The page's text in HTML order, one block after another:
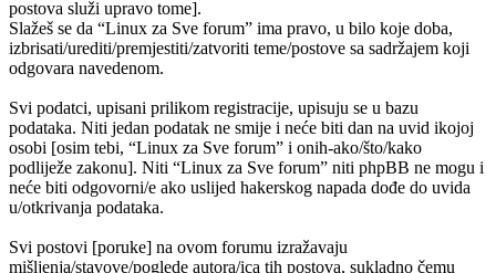
postova služi upravo tome].
Slažeš se da “Linux za Sve forum” ima pravo, u bilo koje doba,
izbrisati/urediti/premjestiti/zatvoriti teme/postove sa sadržajem koji
odgovara navedenom.
Svi podatci, upisani prilikom registracije, upisuju se u bazu
podataka. Niti jedan podatak ne smije i neće biti dan na uvid ikojoj
osobi [osim tebi, “Linux za Sve forum” i onih-ako/što/kako
podliježe zakonu]. Niti “Linux za Sve forum” niti phpBB ne mogu i
neće biti odgovorni/e ako uslijed hakerskog napada dođe do uvida
u/otkrivanja podataka.
Svi postovi [poruke] na ovom forumu izražavaju
mišljenja/stavove/poglede autora/ica tih postova, sukladno čemu